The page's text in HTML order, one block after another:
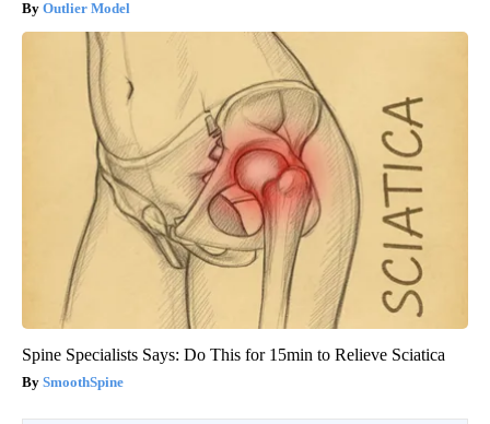
Outlier Model
Spine Specialists Says: Do This for 15min to Relieve Sciatica
SmoothSpine